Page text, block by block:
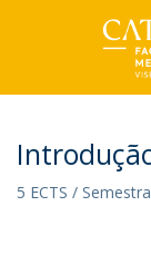
5 ECTS /